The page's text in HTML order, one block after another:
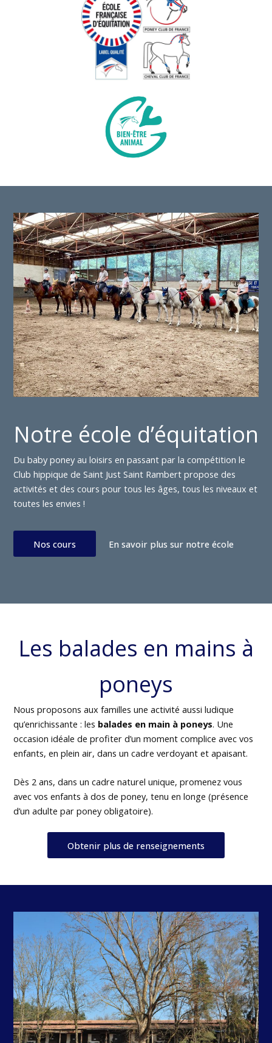
Notre école d’équitation
Du baby poney au loisirs en passant par la compétition le
Club hippique de Saint Just Saint Rambert propose des
activités et des cours pour tous les âges, tous les niveaux et
toutes les envies !
Nos cours En savoir plus sur notre école
Les balades en mains à
poneys
Nous proposons aux familles une activité aussi ludique
qu’enrichissante : les balades en main à poneys. Une
occasion idéale de profiter d’un moment complice avec vos
enfants, en plein air, dans un cadre verdoyant et apaisant.
Dès 2 ans, dans un cadre naturel unique, promenez vous
avec vos enfants à dos de poney, tenu en longe (présence
d’un adulte par poney obligatoire).
Obtenir plus de renseignements